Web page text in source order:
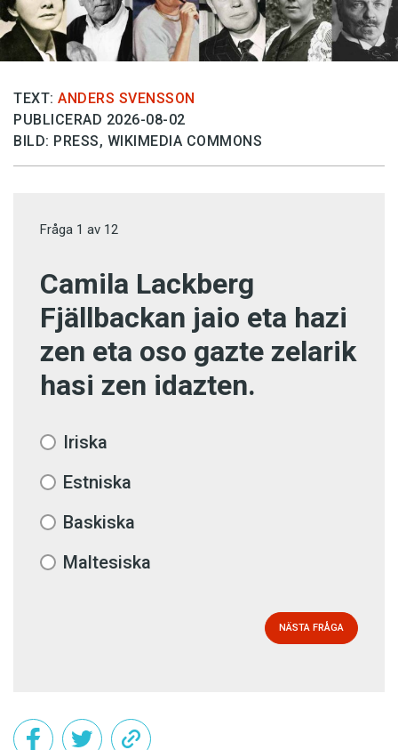
TEXT: ANDERS SVENSSON
PUBLICERAD 2026-08-02
BILD: PRESS, WIKIMEDIA COMMONS
Fråga 1 av 12
Camila Lackberg
Fjällbackan jaio eta hazi
zen eta oso gazte zelarik
hasi zen idazten.
Iriska
Estniska
Baskiska
Maltesiska
NÄSTA FRÅGA